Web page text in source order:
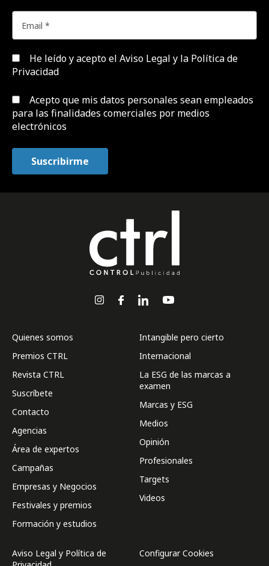
He leído y acepto el Aviso Legal y la Política de
Privacidad
Acepto que mis datos personales sean empleados
para las finalidades comerciales por medios
electrónicos
Quienes somos
Premios CTRL
Revista CTRL
Suscríbete
Contacto
Agencias
Área de expertos
Campañas
Empresas y Negocios
Festivales y premios
Formación y estudios
Intangible pero cierto
Internacional
La ESG de las marcas a
examen
Marcas y ESG
Medios
Opinión
Profesionales
Targets
Videos
Aviso Legal y Política de
Configurar Cookies